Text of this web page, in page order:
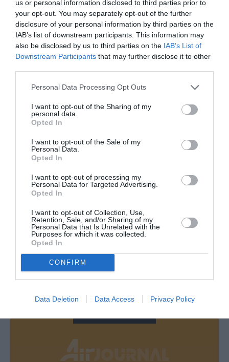
us or personal information disclosed to third parties prior to
your opt-out. You may separately opt-out of the further
disclosure of your personal information by third parties on the
IAB’s list of downstream participants. This information may
also be disclosed by us to third parties on the IAB’s List of
Downstream Participants that may further disclose it to other
Personal Data Processing Opt Outs
I want to opt-out of the Sharing of my
personal data.
Opted In
I want to opt-out of the Sale of my
Personal Data.
Opted In
I want to opt-out of processing my
Personal Data for Targeted Advertising.
Opted In
I want to opt-out of Collection, Use,
Retention, Sale, and/or Sharing of my
Personal Data that Is Unrelated with the
Purposes for which it was collected.
Opted In
CONFIRM
Data Deletion Data Access Privacy Policy
Bencelloa commenté :
1 septembre 2025 - 13
h 05 min
Frontier, l’amoureux éconduit plusieurs fois, a déjà
commencé à se positionner sur 20 des lignes de
Spirit.
routes-all-in-major-markets-for-struggling-spirit/
La nature a horreur du vide, l’aérien également.
FAIRE UN DON
Soutenez Air Journal participez
développement !